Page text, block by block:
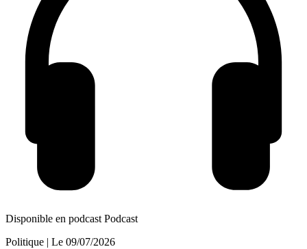
Disponible en podcast Podcast
Politique | Le 09/07/2026